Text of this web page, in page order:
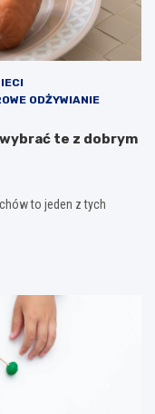
ODŻYWIANIE
te z dobrym
to jeden z tych